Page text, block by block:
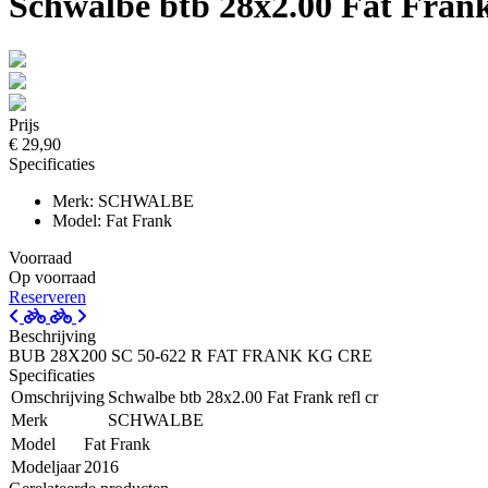
Prijs
€ 29,90
Specificaties
Merk: SCHWALBE
Model: Fat Frank
Voorraad
Op voorraad
Reserveren
Beschrijving
BUB 28X200 SC 50-622 R FAT FRANK KG CRE
Specificaties
Omschrijving Schwalbe btb 28x2.00 Fat Frank refl cr
Merk
SCHWALBE
Model
Fat Frank
Modeljaar 2016